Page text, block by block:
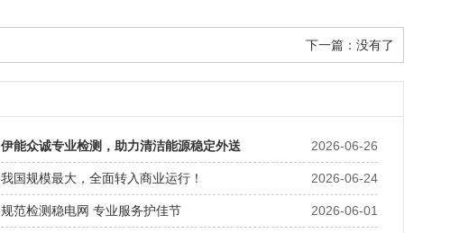
下一篇：没有了
2026-06-26
伊能众诚专业检测，助力清洁能源稳定外送
2026-06-24
我国规模最大，全面转入商业运行！
2026-06-01
规范检测稳电网 专业服务护佳节